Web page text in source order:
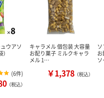
ウアソ
(6件)
（税込）
キャラメル 個包装 大容量
お配り菓子 ミルクキャラ
メル 1…
￥1,378 （税込）